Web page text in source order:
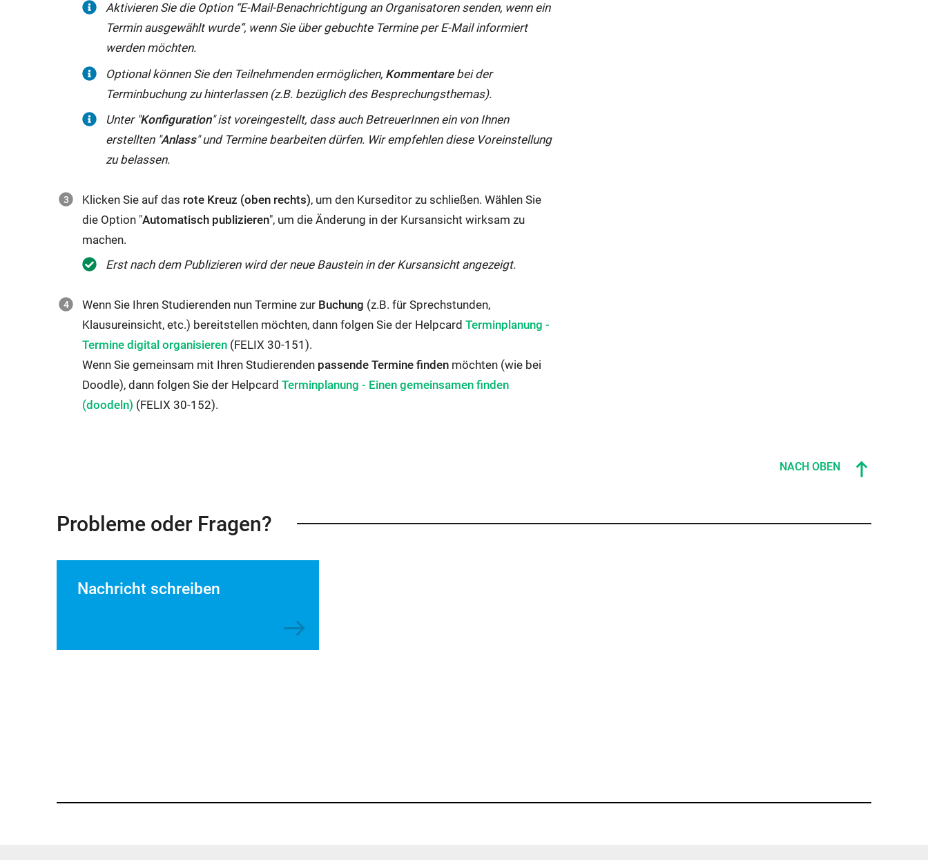
Aktivieren Sie die Option “E-Mail-Benachrichtigung an Organisatoren senden, wenn ein
Termin ausgewählt wurde”, wenn Sie über gebuchte Termine per E-Mail informiert
werden möchten.
Optional können Sie den Teilnehmenden ermöglichen, Kommentarebei der
Terminbuchung zu hinterlassen (z.B. bezüglich des Besprechungsthemas).
Unter "Konfiguration" ist voreingestellt, dass auch BetreuerInnen ein von Ihnen
erstellten "Anlass" und Termine bearbeiten dürfen. Wir empfehlen diese Voreinstellung
zu belassen.
Klicken Sie auf das rote Kreuz (oben rechts), um den Kurseditor zu schließen. Wählen Sie
die Option "Automatisch publizieren", um die Änderung in der Kursansicht wirksam zu
machen.
Erst nach dem Publizieren wird der neue Baustein in der Kursansicht angezeigt.
Wenn Sie Ihren Studierenden nun Termine zur Buchung (z.B. für Sprechstunden,
Klausureinsicht, etc.) bereitstellen möchten, dann folgen Sie der Helpcard Interner
öffnet
sich
Terminplanung -
Termine digital organisieren (FELIX 30-151).
Wenn Sie gemeinsam mit Ihren Studierenden passende Termine finden möchten (wie bei
Doodle), dann folgen Sie der HelpcardInterner
Terminplanung - Einen gemeinsamen finden
(doodeln) (FELIX 30-152)​​​​​​​​​​​​​.
NACH OBEN
Probleme oder Fragen?
Nachricht schreiben